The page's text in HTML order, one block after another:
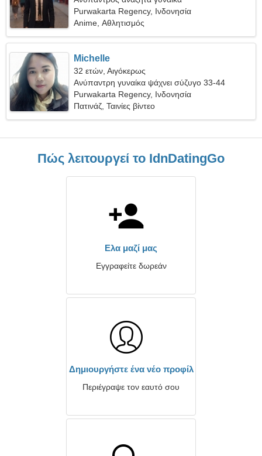
Purwakarta Regency, Ινδονησία
Anime, Αθλητισμός
Michelle
32 ετών, Αιγόκερως
Ανύπαντρη γυναίκα ψάχνει σύζυγο 33-44
Purwakarta Regency, Ινδονησία
Πατινάζ, Ταινίες βίντεο
Πώς λειτουργεί το IdnDatingGo
Ελα μαζί μας
Εγγραφείτε δωρεάν
Δημιουργήστε ένα νέο προφίλ
Περιέγραψε τον εαυτό σου